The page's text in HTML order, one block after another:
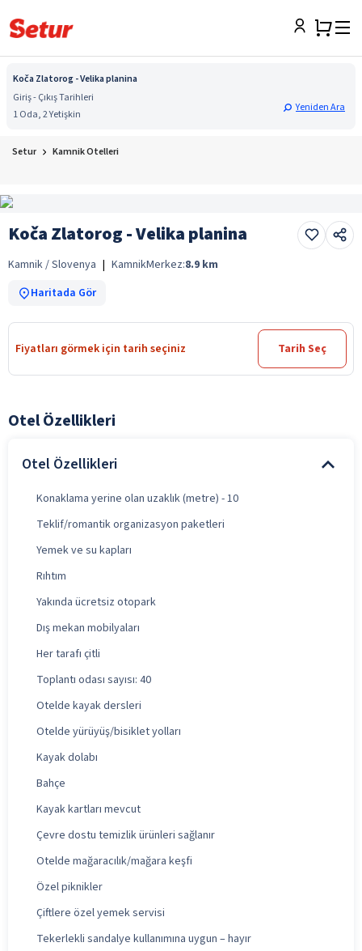
Koča Zlatorog - Velika planina
Giriş - Çıkış Tarihleri
1 Oda, 2 Yetişkin
Yeniden Ara
Setur Kamnik Otelleri
Koča Zlatorog - Velika planina
Kamnik / Slovenya | KamnikMerkez:8.9 km
Haritada Gör
Fiyatları görmek için tarih seçiniz Tarih Seç
Otel Özellikleri
Otel Özellikleri
Konaklama yerine olan uzaklık (metre) - 10
Teklif/romantik organizasyon paketleri
Yemek ve su kapları
Rıhtım
Yakında ücretsiz otopark
Dış mekan mobilyaları
Her tarafı çitli
Toplantı odası sayısı: 40
Otelde kayak dersleri
Otelde yürüyüş/bisiklet yolları
Kayak dolabı
Bahçe
Kayak kartları mevcut
Çevre dostu temizlik ürünleri sağlanır
Otelde mağaracılık/mağara keşfi
Özel piknikler
Çiftlere özel yemek servisi
Tekerlekli sandalye kullanımına uygun – hayır